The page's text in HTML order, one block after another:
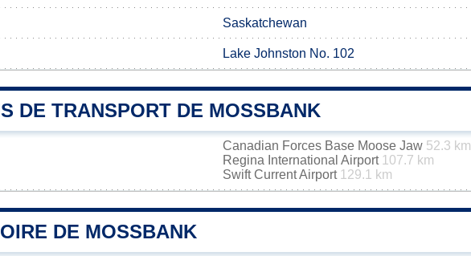
Saskatchewan
Lake Johnston No. 102
DE TRANSPORT DE MOSSBANK
Canadian Forces Base Moose Jaw 52.3 km
Regina International Airport 107.7 km
Swift Current Airport 129.1 km
DE MOSSBANK